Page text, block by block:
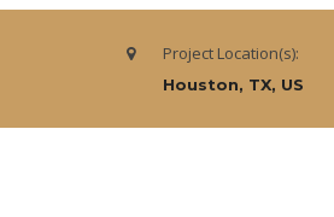
Project Location(s):
Houston, TX, US